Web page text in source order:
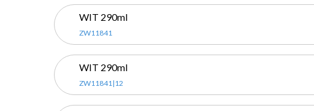
WIT 290ml
ZW11841
WIT 290ml
ZW11841|12